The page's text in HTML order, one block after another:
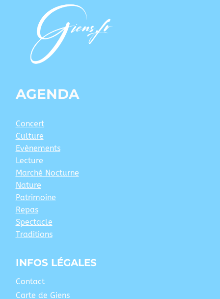
AGENDA
Concert
Culture
Evènements
Lecture
Marché Nocturne
Nature
Patrimoine
Repas
Spectacle
Traditions
INFOS LÉGALES
Contact
Carte de Giens